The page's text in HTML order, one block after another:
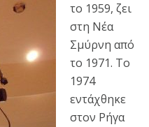
το 1959, ζει
στη Νέα
Σμύρνη από
το 1971. Το
1974
εντάχθηκε
στον Ρήγα